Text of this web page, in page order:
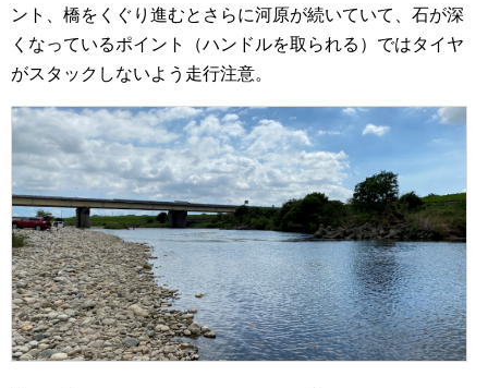
ント、橋をくぐり進むとさらに河原が続いていて、石が深
くなっているポイント（ハンドルを取られる）ではタイヤ
がスタックしないよう走行注意。